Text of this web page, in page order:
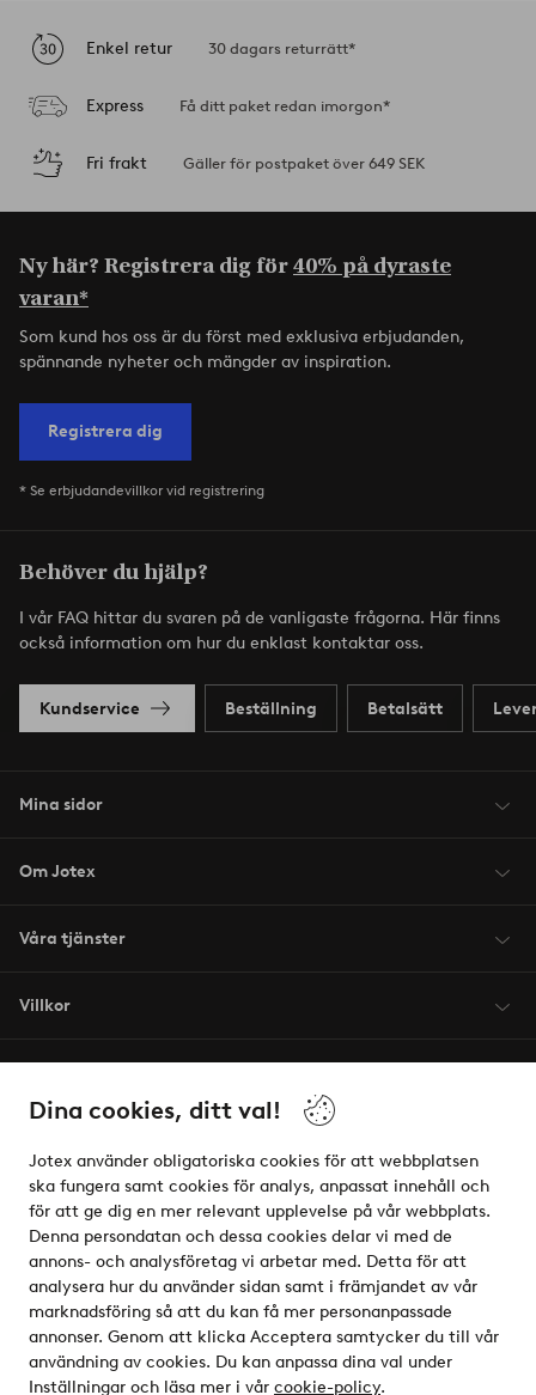
Dina cookies, ditt val!
Jotex använder obligatoriska cookies för att webbplatsen
ska fungera samt cookies för analys, anpassat innehåll och
för att ge dig en mer relevant upplevelse på vår webbplats.
Denna persondatan och dessa cookies delar vi med de
annons- och analysföretag vi arbetar med. Detta för att
analysera hur du använder sidan samt i främjandet av vår
marknadsföring så att du kan få mer personanpassade
annonser. Genom att klicka Acceptera samtycker du till vår
användning av cookies. Du kan anpassa dina val under
Inställningar och läsa mer i vår cookie-policy.
Enkel retur 30 dagars returrätt*
Express Få ditt paket redan imorgon*
Fri frakt Gäller för postpaket över 649 SEK
Ny här? Registrera dig för40% på dyraste
varan*
Som kund hos oss är du först med exklusiva erbjudanden,
spännande nyheter och mängder av inspiration.
Registrera dig
* Se erbjudandevillkor vid registrering
Behöver du hjälp?
I vår FAQ hittar du svaren på de vanligaste frågorna. Här finns
också information om hur du enklast kontaktar oss.
Kundservice Beställning Betalsätt
Mina sidor
Om Jotex
Våra tjänster
Villkor
Säkra betalningar - Betala direkt eller dela upp
Vill du veta mer om våra betalalternativ?
elpy